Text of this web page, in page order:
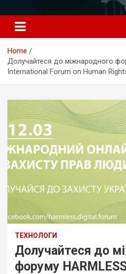
к
содержимому
Home
Долучайтеся до міжнародного
International Forum on Human
ТЕХНОЛОГИ
Долучайтеся до
форуму